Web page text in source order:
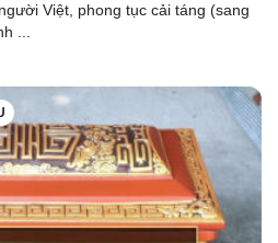
Việt, phong tục cải táng (sang
...